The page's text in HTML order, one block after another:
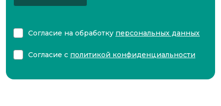
Согласие на обработку персональных данных
Согласие с политикой конфиденциальности